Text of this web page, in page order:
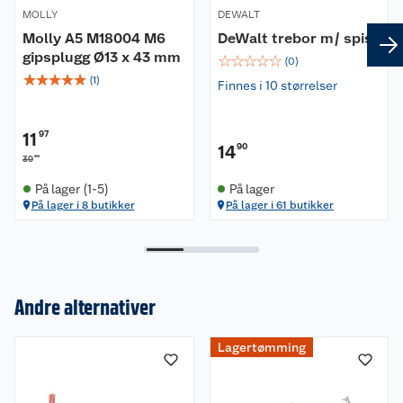
MOLLY
Molly A5 M18004 M6
gipsplugg Ø13 x 43 mm
☆☆☆☆☆ (1)
11 97
3990
På lager (1-5)
På lager i 8 butikker
DEWALT
DeWalt trebor m/ spiss
☆☆☆☆☆ (0)
Finnes i 10 størrelser
1490
På lager
På lager i 61 butikker
Andre alternativer
Lagertømming
Butikker
Om oss
Våre merkevarer